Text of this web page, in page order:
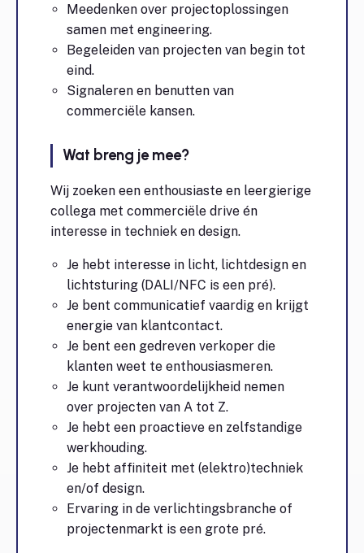
Meedenken over projectoplossingen
samen met engineering.
Begeleiden van projecten van begin tot
eind.
Signaleren en benutten van
commerciële kansen.
Wat breng je mee?
Wij zoeken een enthousiaste en leergierige
collega met commerciële drive én
interesse in techniek en design.
Je hebt interesse in licht, lichtdesign en
lichtsturing (DALI/NFC is een pré).
Je bent communicatief vaardig en krijgt
energie van klantcontact.
Je bent een gedreven verkoper die
klanten weet te enthousiasmeren.
Je kunt verantwoordelijkheid nemen
over projecten van A tot Z.
Je hebt een proactieve en zelfstandige
werkhouding.
Je hebt affiniteit met (elektro)techniek
en/of design.
Ervaring in de verlichtingsbranche of
projectenmarkt is een grote pré.